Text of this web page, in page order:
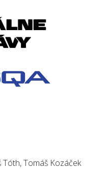
Tóth, Tomáš Kozáček